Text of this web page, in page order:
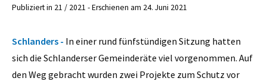
Publiziert in 21 / 2021 - Erschienen am 24. Juni 2021
Schlanders - In einer rund fünfstündigen Sitzung hatten
sich die Schlanderser Gemeinderäte viel vorgenommen. Auf
den Weg gebracht wurden zwei Projekte zum Schutz vor